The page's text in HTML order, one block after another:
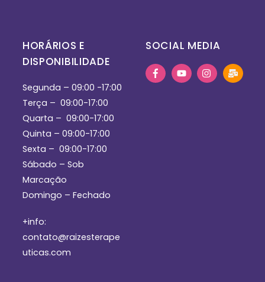
HORÁRIOS E
DISPONIBILIDADE
Segunda – 09:00 -17:00
Terça – 09:00-17:00
Quarta – 09:00-17:00
Quinta – 09:00-17:00
Sexta – 09:00-17:00
Sábado – Sob
Marcação
Domingo – Fechado
+info:
contato@raizesterape
uticas.com
SOCIAL MEDIA
Email